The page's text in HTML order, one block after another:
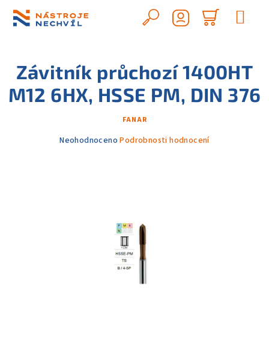
obsah
Hledat
košík
Závitník průchozí 1400HT
M12 6HX, HSSE PM, DIN 376
FANAR
Průměrné
Neohodnoceno Podrobnosti hodnocení